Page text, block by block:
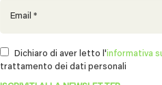
Dichiaro di aver letto l'informativa
trattamento dei dati personali